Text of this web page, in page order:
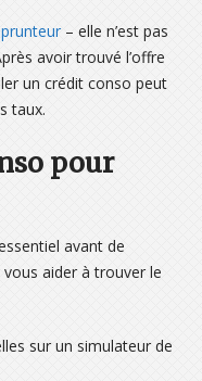
– elle n’est pas
avoir trouvé l’offre
un crédit conso peut
taux.
pour
avant de
aider à trouver le
sur un simulateur de